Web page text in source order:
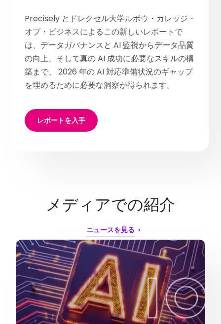
Precisely とドレクセル大学ルボウ・カレッジ・
オブ・ビジネスによるこの新しいレポートで
は、データガバナンスと AI 監視からデータ品質
の向上、そして真の AI 成功に必要なスキルの構
築まで、 2026 年の AI 対応準備状況のギャップ
を埋めるために必要な洞察が得られます。
レポートを入手
メディアでの紹介
ニュースを見る